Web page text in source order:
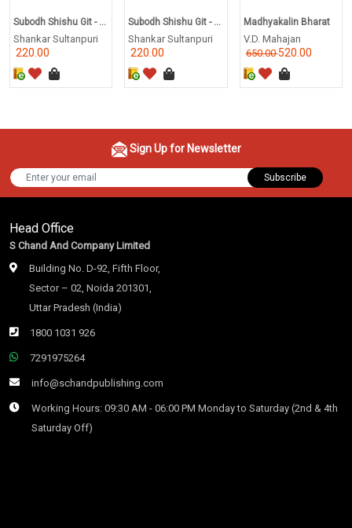
Subodh Shishu Git - ...
Shankar Sultanpuri
220.00
Subodh Shishu Git - ...
Shankar Sultanpuri
220.00
Madhyakalin Bharat
V.D. Mahajan
650.00520.00
Sign Up for Newsletter
Subscribe
Head Office
S Chand And Company Limited
Building No. D-92, Fifth Floor,
Sector – 02, Noida 201301,
Uttar Pradesh (India)
1800 1031 926
7291975264
info@schandpublishing.com
Working Hours: 09:30 AM - 06:00 PM Monday to Saturday (2nd & 4th
Saturday Off)